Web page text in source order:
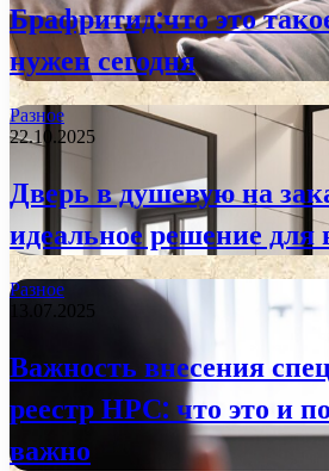
Брафритид:что это
нужен сегодня
Разное
22.10.2025
Дверь в душевую на
идеальное решение
Разное
13.07.2025
Важность внесения
реестр НРС: что это и
важно